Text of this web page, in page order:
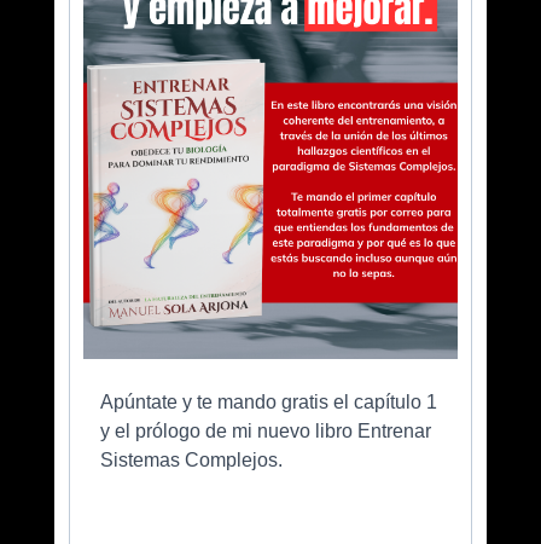
Apúntate y te mando gratis el capítulo 1
y el prólogo de mi nuevo libro Entrenar
Sistemas Complejos.